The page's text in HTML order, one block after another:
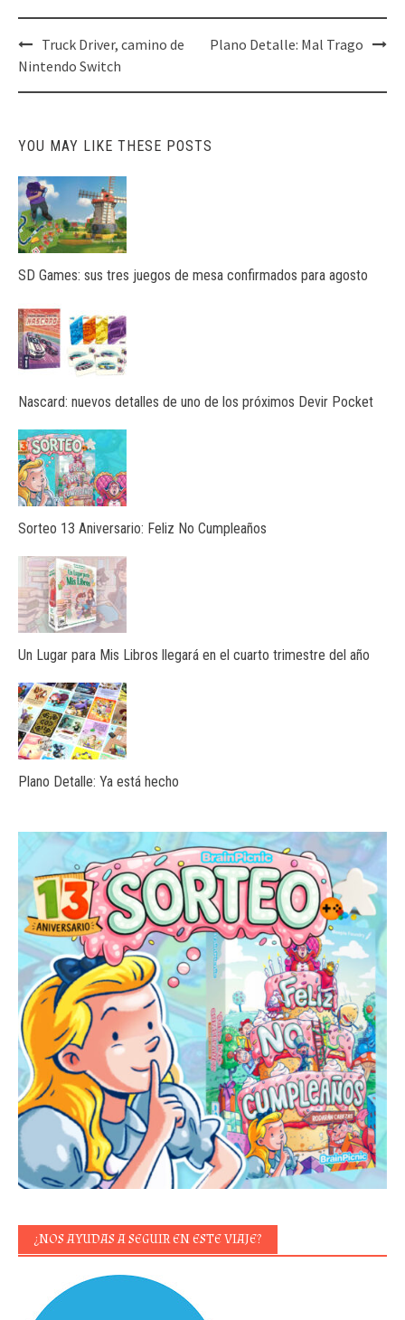
Post
navigation
Truck Driver, camino de
Nintendo Switch
Plano Detalle: Mal Trago
YOU MAY LIKE THESE POSTS
SD Games: sus tres juegos de mesa confirmados para agosto
Nascard: nuevos detalles de uno de los próximos Devir Pocket
Sorteo 13 Aniversario: Feliz No Cumpleaños
Un Lugar para Mis Libros llegará en el cuarto trimestre del año
Plano Detalle: Ya está hecho
¿NOS AYUDAS A SEGUIR EN ESTE VIAJE?